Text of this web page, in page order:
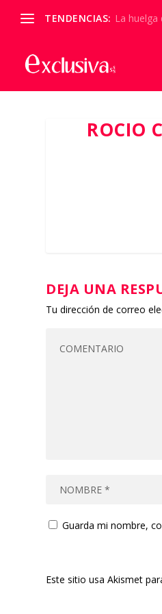
TENDENCIAS: La huelga
ROCIO
DEJA UNA
Tu dirección de correo
Guarda mi nombre,
Este sitio usa Akismet